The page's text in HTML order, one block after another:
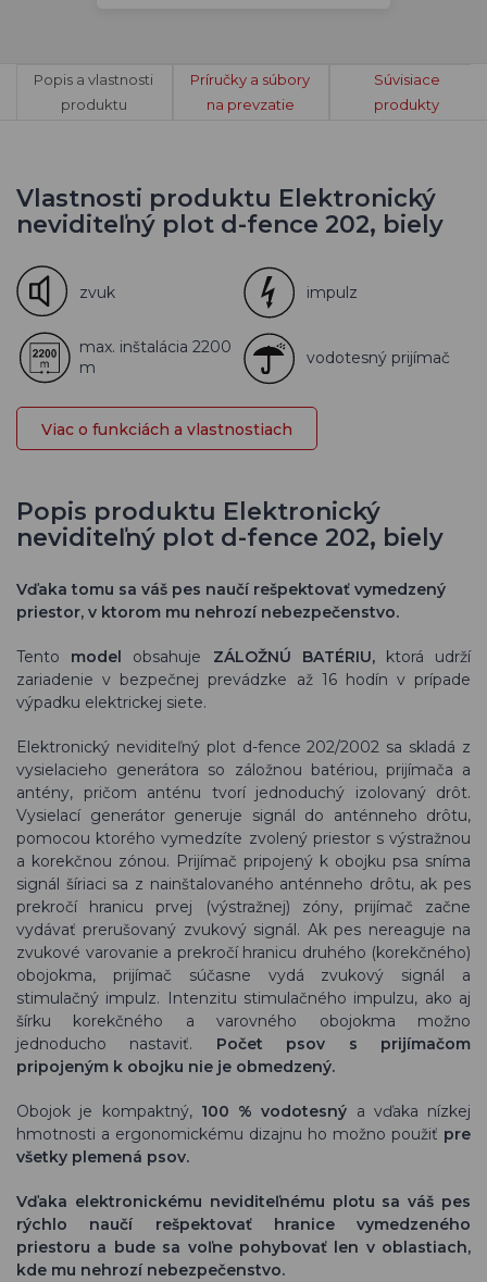
Popis a vlastnosti
produktu
Príručky a súbory
na prevzatie
Súvisiace
produkty
Vlastnosti produktu Elektronický
neviditeľný plot d-fence 202, biely
zvuk impulz
max. inštalácia 2200
m
vodotesný prijímač
Viac o funkciách a vlastnostiach
Popis produktu Elektronický
neviditeľný plot d-fence 202, biely
Vďaka tomu sa váš pes naučí rešpektovať vymedzený
priestor, v ktorom mu nehrozí nebezpečenstvo.
Tento model obsahuje ZÁLOŽNÚ BATÉRIU,ktorá udrží
zariadenie v bezpečnej prevádzke až 16 hodín v prípade
výpadku elektrickej siete.
Elektronický neviditeľný plot d-fence 202/2002 sa skladá z
vysielacieho generátora so záložnou batériou, prijímača a
antény, pričom anténu tvorí jednoduchý izolovaný drôt.
Vysielací generátor generuje signál do anténneho drôtu,
pomocou ktorého vymedzíte zvolený priestor s výstražnou
a korekčnou zónou. Prijímač pripojený k obojku psa sníma
signál šíriaci sa z nainštalovaného anténneho drôtu, ak pes
prekročí hranicu prvej (výstražnej) zóny, prijímač začne
vydávať prerušovaný zvukový signál. Ak pes nereaguje na
zvukové varovanie a prekročí hranicu druhého (korekčného)
obojokma, prijímač súčasne vydá zvukový signál a
stimulačný impulz. Intenzitu stimulačného impulzu, ako aj
šírku korekčného a varovného obojokma možno
jednoducho nastaviť. Počet psov s prijímačom
pripojeným k obojku nie je obmedzený.
Obojok je kompaktný,100 % vodotesný a vďaka nízkej
hmotnosti a ergonomickému dizajnu ho možno použiť pre
všetky plemená psov.
Vďaka elektronickému neviditeľnému plotu sa váš pes
rýchlo naučí rešpektovať hranice vymedzeného
priestoru a bude sa voľne pohybovať len v oblastiach,
kde mu nehrozí nebezpečenstvo.